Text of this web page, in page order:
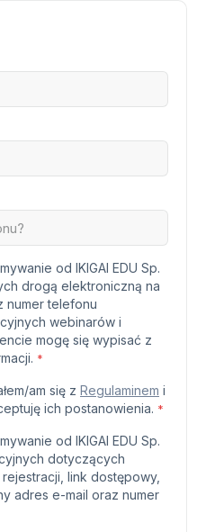
od IKIGAI EDU Sp.
drogą elektroniczną na
numer telefonu
webinarów i
mogę się wypisać z
*
am się z Regulaminem i
ich postanowienia. *
od IKIGAI EDU Sp.
dotyczących
link dostępowy,
adres e-mail oraz numer